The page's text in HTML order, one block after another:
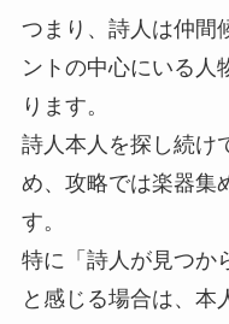
つまり、詩人は仲間
ントの中心にいる人
ります。
詩人本人を探し続け
め、攻略では楽器集
す。
特に「詩人が見つか
と感じる場合は、本